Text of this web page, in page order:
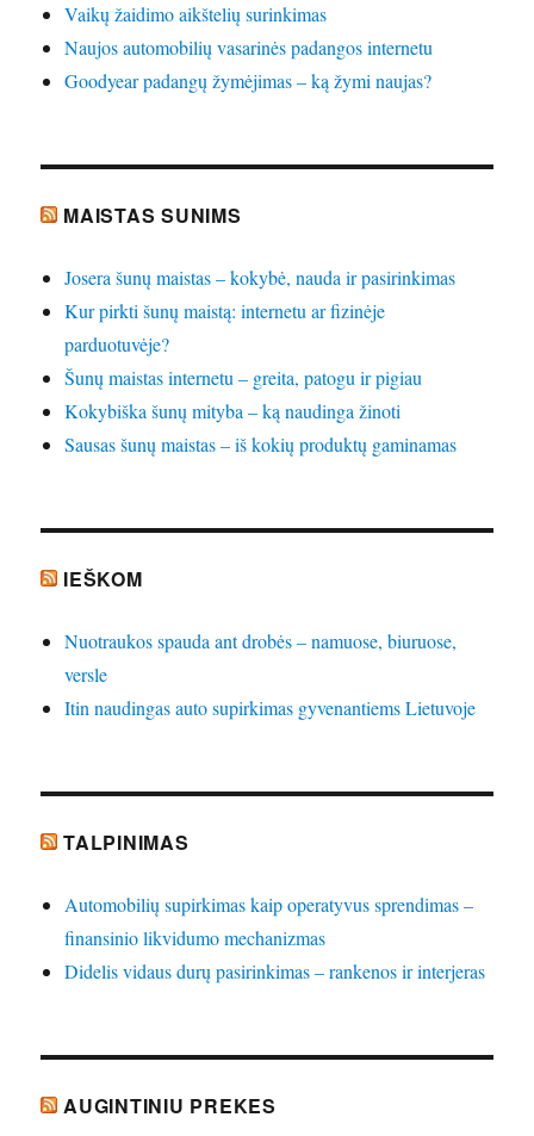
Vaikų žaidimo aikštelių surinkimas
Naujos automobilių vasarinės padangos internetu
Goodyear padangų žymėjimas – ką žymi naujas?
MAISTAS SUNIMS
Josera šunų maistas – kokybė, nauda ir pasirinkimas
Kur pirkti šunų maistą: internetu ar fizinėje
parduotuvėje?
Šunų maistas internetu – greita, patogu ir pigiau
Kokybiška šunų mityba – ką naudinga žinoti
Sausas šunų maistas – iš kokių produktų gaminamas
IEŠKOM
Nuotraukos spauda ant drobės – namuose, biuruose,
versle
Itin naudingas auto supirkimas gyvenantiems Lietuvoje
TALPINIMAS
Automobilių supirkimas kaip operatyvus sprendimas –
finansinio likvidumo mechanizmas
Didelis vidaus durų pasirinkimas – rankenos ir interjeras
AUGINTINIU PREKES